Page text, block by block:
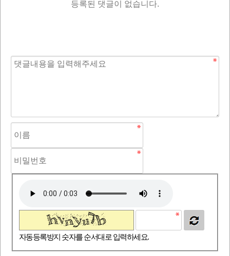
등록된 댓글이 없습니다.
자동등록방지 숫자를 순서대로 입력하세요.